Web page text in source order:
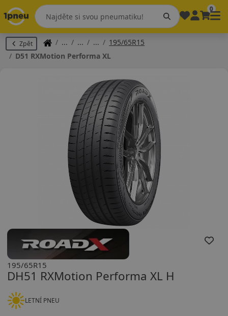
0
Zpět
195/65R15
D51 RXMotion Performa XL
DH51 RXMotion Performa XL H
195/65R15
LETNÍ PNEU